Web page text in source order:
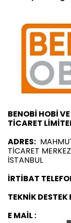
BENOBİ HOBİ
TİCARET
ADRES:
TİCARET
İSTANBUL
İRTİBAT
TEKNİK
E MAİL :